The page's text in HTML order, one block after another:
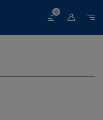
Warenkorb
0